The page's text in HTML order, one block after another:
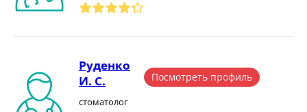
Руденко
И. С.
стоматолог
Посмотреть профиль